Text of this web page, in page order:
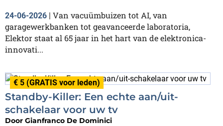
24-06-2026
Van vacuümbuizen tot AI, van
garagewerkbanken tot geavanceerde laboratoria,
Elektor staat al 65 jaar in het hart van de elektronica-
innovati...
€ 5 (GRATIS voor leden)
Standby-Killer: Een echte aan/uit-
schakelaar voor uw tv
Door Gianfranco De Dominici